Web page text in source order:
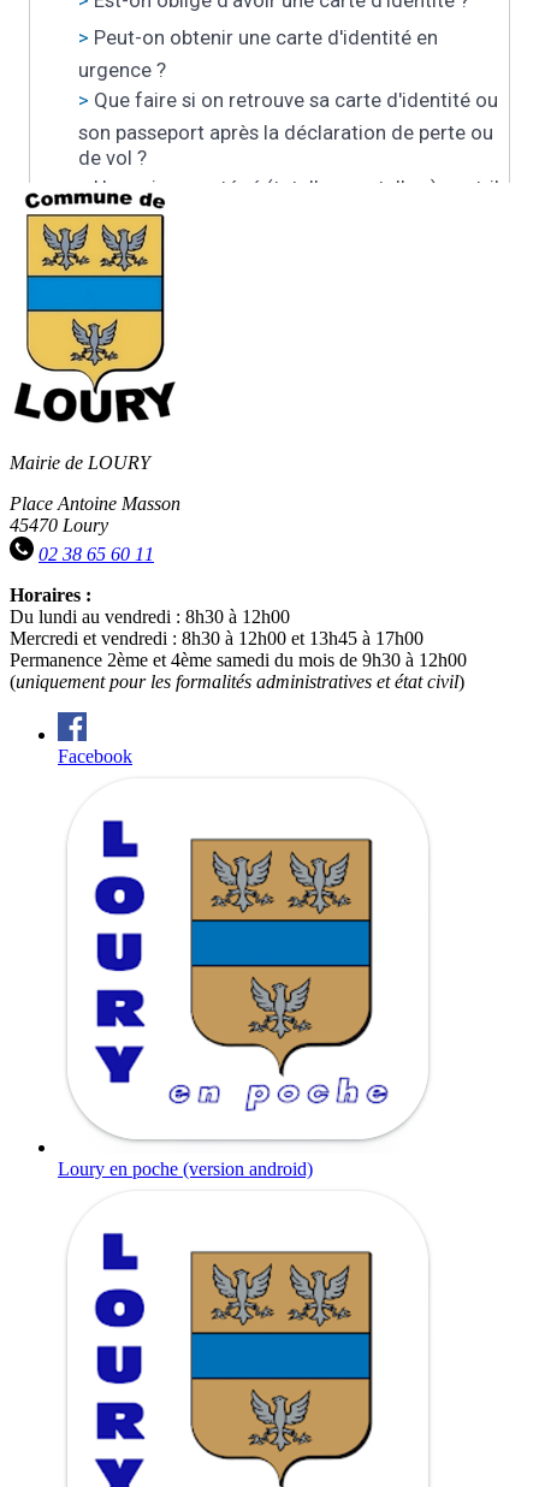
Mairie de LOURY
Place Antoine Masson
45470 Loury
02 38 65 60 11
Horaires :
Du lundi au vendredi : 8h30 à 12h00
Mercredi et vendredi : 8h30 à 12h00 et 13h45 à 17h00
Permanence 2ème et 4ème samedi du mois de 9h30 à 12h00
(uniquement pour les formalités administratives et état civil)
Facebook
Loury en poche (version android)